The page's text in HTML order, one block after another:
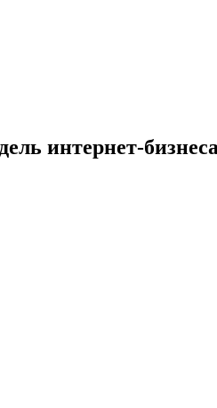
интернет-